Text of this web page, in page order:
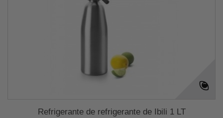
Refrigerante de refrigerante de Ibili 1 LT